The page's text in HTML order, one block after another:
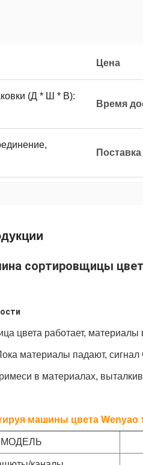
Цена
(Д * Ш * В):
Время
сортировщицы
цвета работает, материалы
материалы падают,
в материалах,
машины цвета Wenyao
МОДЕЛЬ